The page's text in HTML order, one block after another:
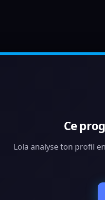
Ce
Lola analyse ton profil